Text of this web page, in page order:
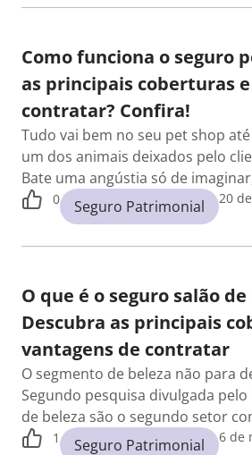
Como funciona o seguro
as principais coberturas
contratar? Confira!
Tudo vai bem no seu pet shop
um dos animais deixados pelo
Bate uma angústia só de
0 Seguro Patrimonial 20
O que é o seguro salão de
Descubra as principais
vantagens de contratar
O segmento de beleza não para
Segundo pesquisa divulgada pelo
de beleza são o segundo setor
1 Seguro Patrimonial 6 de